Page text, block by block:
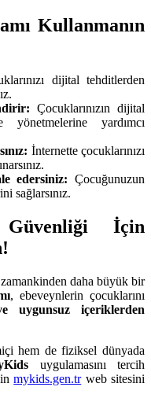
Kullanmanın
dijital tehditlerden
Çocuklarınızın dijital
yönetmelerine yardımcı
İnternette çocuklarınızı
edersiniz: Çocuğunuzun
sağlarsınız.
İçin
daha büyük bir
, ebeveynlerin çocuklarını
uygunsuz içeriklerden
hem de fiziksel dünyada
uygulamasını tercih
mykids.gen.trweb sitesini